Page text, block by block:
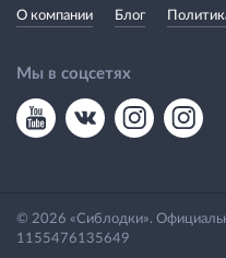
О компании Блог
Мы в соцсетях
© 2026 «Сиблодки».
1155476135649